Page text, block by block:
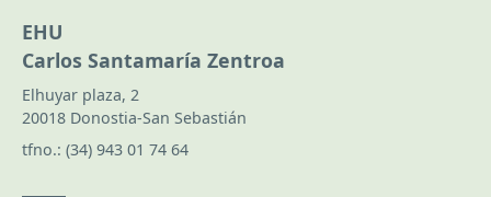
EHU
Carlos Santamaría Zentroa
Elhuyar plaza, 2
20018 Donostia-San Sebastián
tfno.: (34) 943 01 74 64